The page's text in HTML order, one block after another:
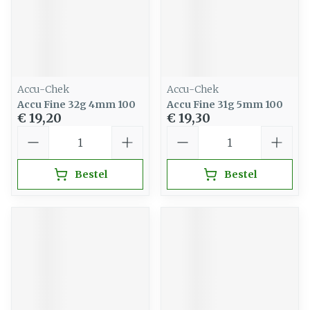
Accu-Chek
Accu Fine 32g 4mm 100
€ 19,20
Bestel
Accu-Chek
Accu Fine 31g 5mm 100
€ 19,30
Bestel